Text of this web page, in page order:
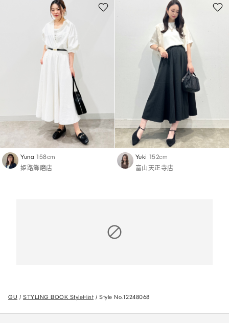
Yuna 158cm
姫路飾磨店
Yuki 152cm
富山天正寺店
GU STYLING BOOK StyleHint Style No.12248068